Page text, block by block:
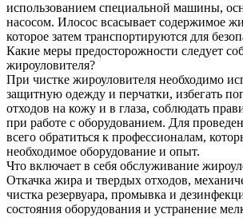
использованием специальной машины,
насосом. Илосос всасывает содержимое
которое затем транспортируются для
Какие меры предосторожности следует
жироуловителя?
При чистке жироуловителя необходимо
защитную одежду и перчатки, избегать
отходов на кожу и в глаза, соблюдать
при работе с оборудованием. Для
всего обратиться к профессионалам,
необходимое оборудование и опыт.
Что включает в себя обслуживание
Откачка жира и твердых отходов,
чистка резервуара, промывка и
состояния оборудования и устранение